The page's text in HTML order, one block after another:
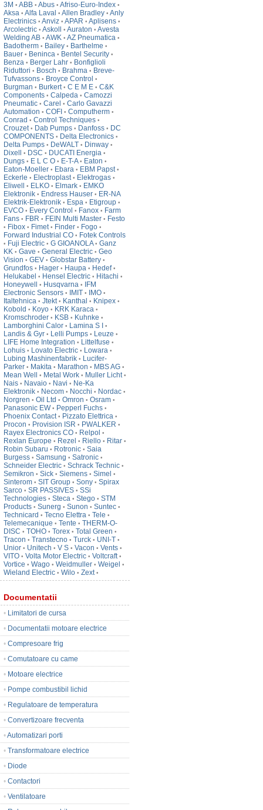
3M • ABB • Abus • Afriso-Euro-Index •
Aksa • Alfa Laval • Allen Bradley • Anly
Electrinics • Anviz • APAR • Aplisens •
Arcolectric • Askoll • Auraton • Avesta
Welding AB • AWK • AZ Pneumatica •
Badotherm • Bailey • Barthelme •
Bauer • Beninca • Bentel Security •
Benza • Berger Lahr • Bonfiglioli
Riduttori • Bosch • Brahma • Breve-
Tufvassons • Broyce Control •
Burgman • Burkert • C E M E • C&K
Components • Calpeda • Camozzi
Pneumatic • Carel • Carlo Gavazzi
Automation • COFI • Computherm •
Conrad • Control Techniques •
Crouzet • Dab Pumps • Danfoss • DC
COMPONENTS • Delta Electronics •
Delta Pumps • DeWALT • Dinway •
Dixell • DSC • DUCATI Energia •
Dungs • E L C O • E-T-A • Eaton •
Eaton-Moeller • Ebara • EBM Papst •
Eckerle • Electroplast • Elektrogas •
Eliwell • ELKO • Elmark • EMKO
Elektronik • Endress Hauser • ER-NA
Elektrik-Elektronik • Espa • Etigroup •
EVCO • Every Control • Fanox • Farm
Fans • FBR • FEIN Multi Master • Festo
• Fibox • Fimet • Finder • Fogo •
Forward Industrial CO • Fotek Controls
• Fuji Electric • G GIOANOLA • Ganz
KK • Gave • General Electric • Geo
Vision • GEV • Globstar Battery •
Grundfos • Hager • Haupa • Hedef •
Helukabel • Hensel Electric • Hitachi •
Honeywell • Husqvarna •
IFM
Electronic Sensors • IMIT • IMO •
Italtehnica • Jtekt • Kanthal • Knipex •
Kobold • Koyo • KRK Karaca •
Kromschroder • KSB • Kuhnke •
Lamborghini Calor • Lamina S I •
Landis & Gyr • Lelli Pumps • Leuze •
LIFE Home Integration • Littelfuse •
Lohuis • Lovato Electric • Lowara •
Lubing Mashinenfabrik • Lucifer-
Parker • Makita • Marathon • MBS AG •
Mean Well • Metal Work • Muller Licht •
Nais • Navaio • Navi • Ne-Ka
Elektronik • Necom • Nocchi • Nordac •
Norgren • Oil Ltd • Omron • Osram •
Panasonic EW • Pepperl Fuchs •
Phoenix Contact • Pizzato Elettrica •
Procon • Provision ISR • PWALKER •
Rayex Electronics CO • Relpol •
Rexlan Europe • Rezel • Riello • Ritar •
Robin Subaru • Rotronic • Saia
Burgess • Samsung • Satronic •
Schneider Electric • Schrack Technic •
Semikron • Sick • Siemens • Simel •
Sinterom • SIT Group • Sony • Spirax
Sarco • SR PASSIVES • SSi
Technologies • Steca • Stego • STM
Products • Sunerg • Sunon • Suntec •
Technicard • Tecno Elettra • Tele •
Telemecanique • Tente • THERM-O-
DISC • TOHO • Torex • Total Green •
Tracon • Transtecno • Turck • UNI-T •
Unior • Unitech • V S • Vacon • Vents •
VITO • Volta Motor Electric • Voltcraft •
Vortice • Wago • Weidmuller • Weigel •
Wieland Electric • Wilo • Zext •
Documentatii
• Limitatori de cursa
• Documentatii motoare electrice
• Compresoare frig
• Comutatoare cu came
• Motoare electrice
• Pompe combustibil lichid
• Regulatoare de temperatura
• Convertizoare frecventa
•Automatizari porti
• Transformatoare electrice
• Diode
• Contactori
• Ventilatoare